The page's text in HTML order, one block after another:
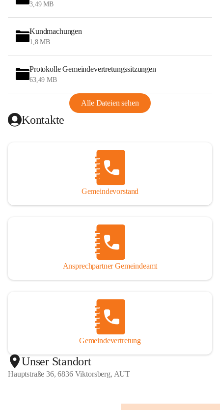
3,49 MB
Kundmachungen
1,8 MB
Protokolle Gemeindevertretungssitzungen
63,49 MB
Alle Dateien sehen
Kontakte
Gemeindevorstand
Ansprechpartner Gemeindeamt
Gemeindevertretung
Unser Standort
Hauptstraße 36, 6836 Viktorsberg, AUT